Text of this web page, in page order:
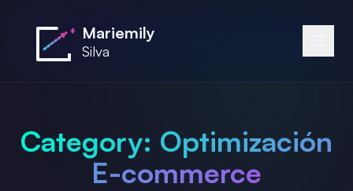
Mariemily
Silva
Category: Optimización
E-commerce